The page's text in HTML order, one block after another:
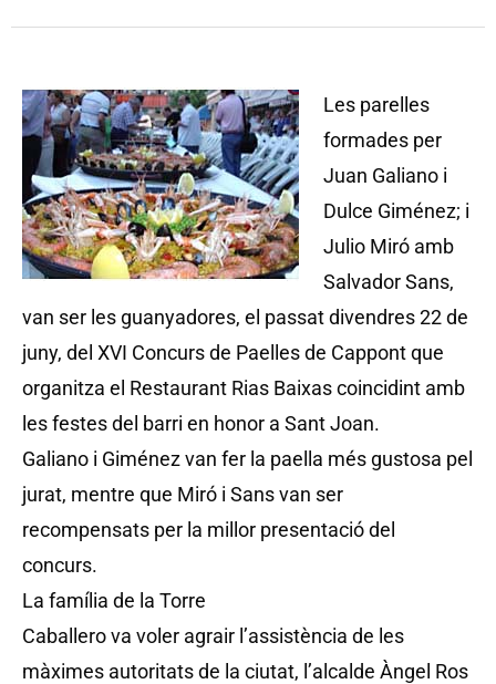
Les parelles
formades per
Juan Galiano i
Dulce Giménez; i
Julio Miró amb
Salvador Sans,
van ser les guanyadores, el passat divendres 22 de
juny, del XVI Concurs de Paelles de Cappont que
organitza el Restaurant Rias Baixas coincidint amb
les festes del barri en honor a Sant Joan.
Galiano i Giménez van fer la paella més gustosa pel
jurat, mentre que Miró i Sans van ser
recompensats per la millor presentació del
concurs.
La família de la Torre
Caballero va voler agrair l’assistència de les
màximes autoritats de la ciutat, l’alcalde Àngel Ros